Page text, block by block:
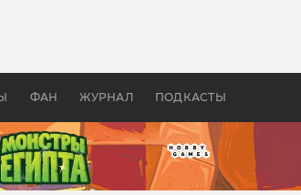
ФАН ЖУРНАЛ ПОДКАСТЫ
Древней Грецией